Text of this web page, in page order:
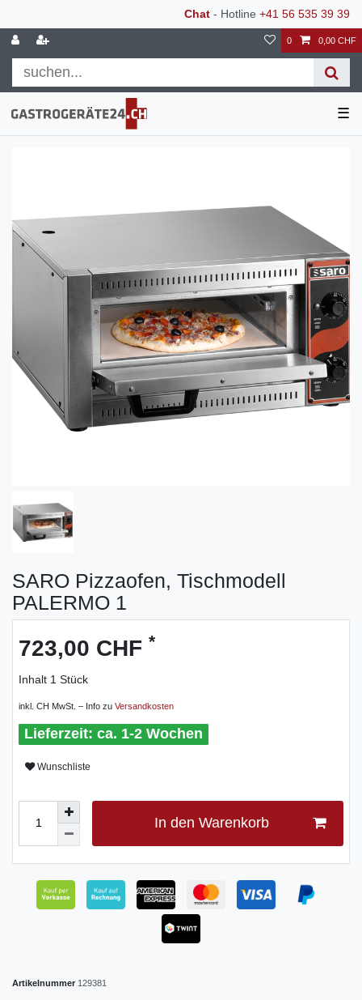
Chat - Hotline +41 56 535 39 39
0 0,00 CHF
☰
SARO Pizzaofen, Tischmodell
PALERMO 1
723,00 CHF *
Inhalt 1 Stück
inkl. CH MwSt. – Info zu Versandkosten
ca. 1-2 Wochen
Wunschliste
In den Warenkorb
Artikelnummer 129381